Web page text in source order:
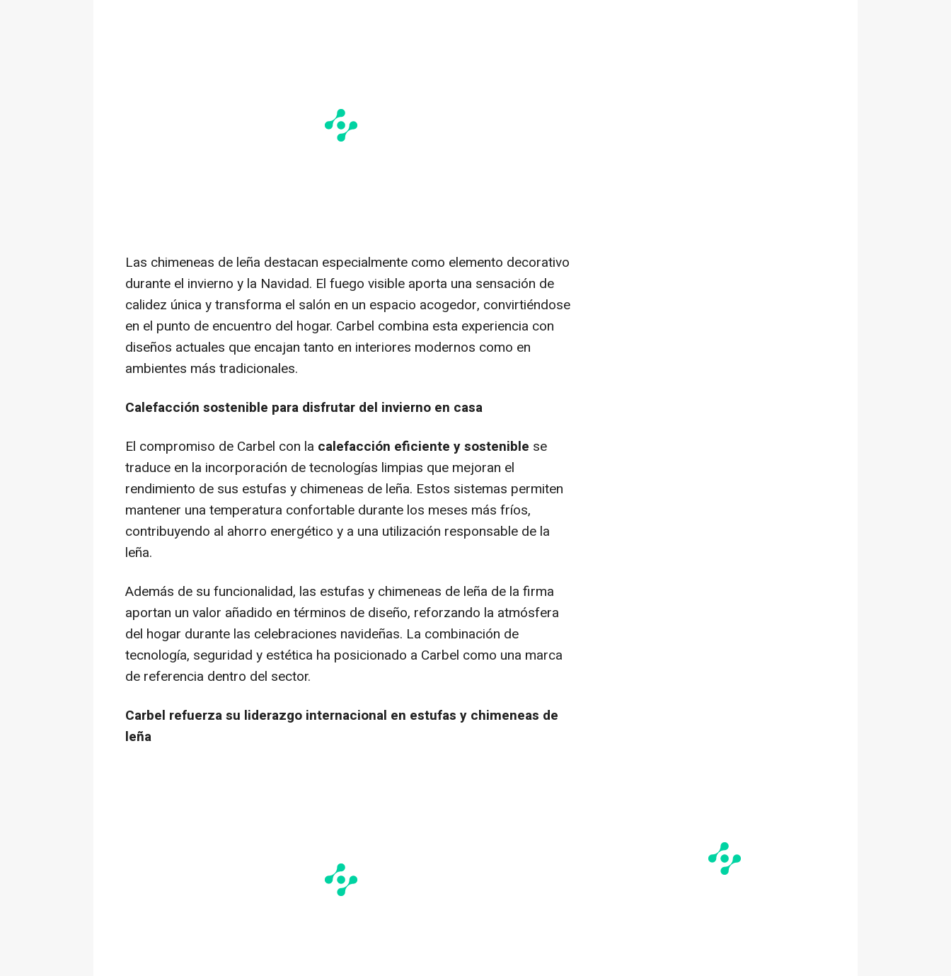
Las chimeneas de leña destacan especialmente como elemento decorativo
durante el invierno y la Navidad. El fuego visible aporta una sensación de
calidez única y transforma el salón en un espacio acogedor, convirtiéndose
en el punto de encuentro del hogar. Carbel combina esta experiencia con
diseños actuales que encajan tanto en interiores modernos como en
ambientes más tradicionales.
Calefacción sostenible para disfrutar del invierno en casa
El compromiso de Carbel con la calefacción eficiente y sostenible se
traduce en la incorporación de tecnologías limpias que mejoran el
rendimiento de sus estufas y chimeneas de leña. Estos sistemas permiten
mantener una temperatura confortable durante los meses más fríos,
contribuyendo al ahorro energético y a una utilización responsable de la
leña.
Además de su funcionalidad, las estufas y chimeneas de leña de la firma
aportan un valor añadido en términos de diseño, reforzando la atmósfera
del hogar durante las celebraciones navideñas. La combinación de
tecnología, seguridad y estética ha posicionado a Carbel como una marca
de referencia dentro del sector.
Carbel refuerza su liderazgo internacional en estufas y chimeneas de
leña